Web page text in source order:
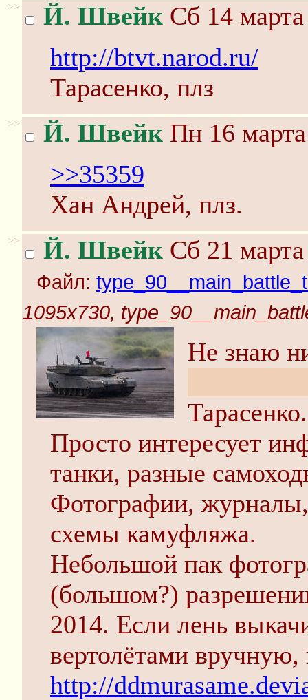
>> Й. Швейк Сб 14
http://btvt.narod.ru/
Тарасенко, плз
>> Й. Швейк Пн 16
>>35359
Хан Андрей, плз.
>> Й. Швейк Сб 21
Файл:
1095x730,
Не знаю
Тарасенко.
Просто интересует
танки, разные
Фотографии,
схемы камуфляжа.
Небольшой пак
(большом?)
2014. Если лень
вертолётами
http://